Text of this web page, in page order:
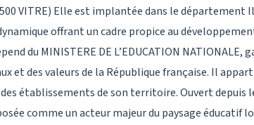
VITRE) Elle est implantée dans le département
offrant un cadre propice au
du MINISTERE DE L’EDUCATION
et des valeurs de la République française. Il
établissements de son territoire. Ouvert depuis
comme un acteur majeur du paysage éducatif